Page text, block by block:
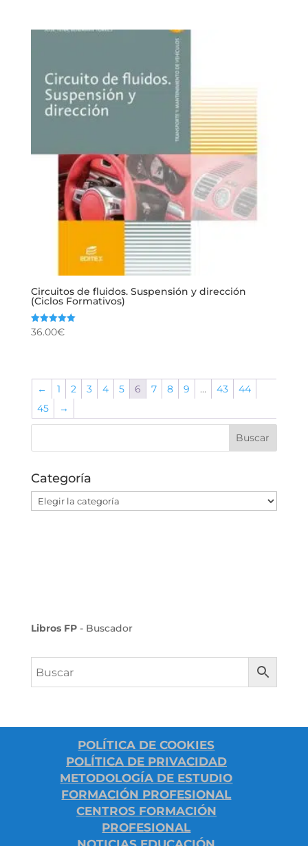
Circuitos de fluidos. Suspensión y dirección
(Ciclos Formativos)
Valorado
36.00€
← 1 2 3 4 5 6 7 8 9 … 43
44
45
→
Categoría
Categoría
Libros FP- Buscador
POLÍTICA DE COOKIES
POLÍTICA DE PRIVACIDAD
METODOLOGÍA DE ESTUDIO
FORMACIÓN PROFESIONAL
CENTROS FORMACIÓN
PROFESIONAL